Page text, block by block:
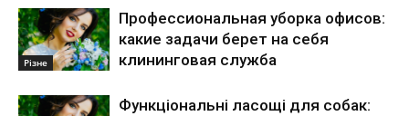
Різне
Профессиональная уборка офисов:
какие задачи берет на себя
клининговая служба
Функціональні ласощі для собак: